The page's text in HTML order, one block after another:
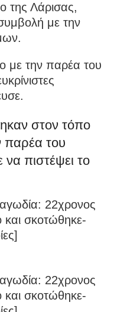
της Λάρισας,
με την
με την παρέα του
στον τόπο
παρέα του
πιστέψει το